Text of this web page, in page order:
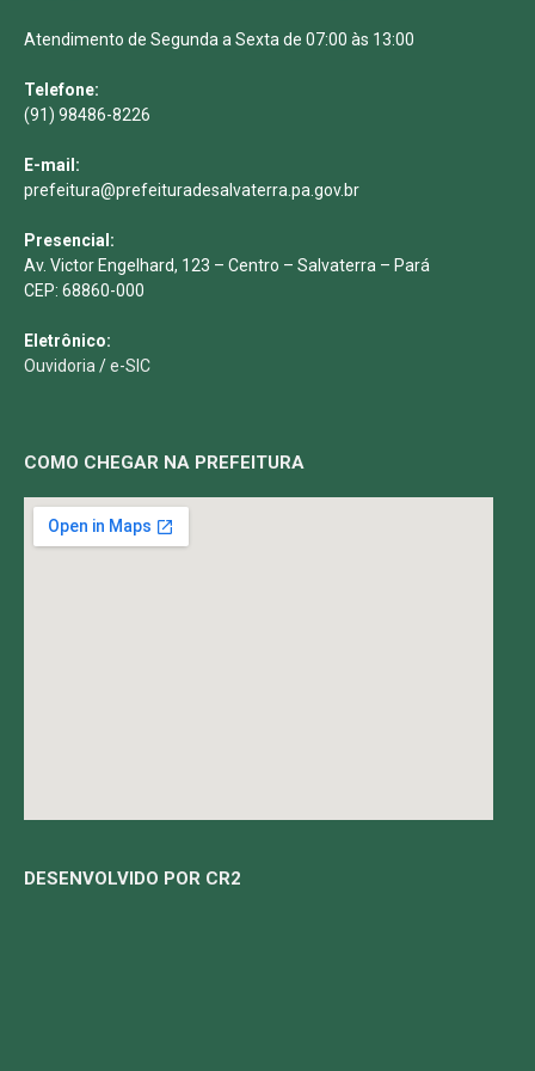
Atendimento de Segunda a Sexta de 07:00 às 13:00
Telefone:
(91) 98486-8226
E-mail:
prefeitura@prefeituradesalvaterra.pa.gov.br
Presencial:
Av. Victor Engelhard, 123 – Centro – Salvaterra – Pará
CEP: 68860-000
Eletrônico:
Ouvidoria /e-SIC
COMO CHEGAR NA PREFEITURA
DESENVOLVIDO POR CR2